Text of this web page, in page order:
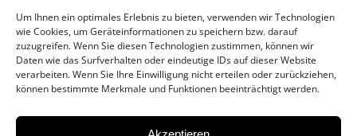
Um Ihnen ein optimales Erlebnis zu bieten, verwenden wir Technologien
wie Cookies, um Geräteinformationen zu speichern bzw. darauf
zuzugreifen. Wenn Sie diesen Technologien zustimmen, können wir
Daten wie das Surfverhalten oder eindeutige IDs auf dieser Website
verarbeiten. Wenn Sie Ihre Einwilligung nicht erteilen oder zurückziehen,
können bestimmte Merkmale und Funktionen beeinträchtigt werden.
Verkauf oder die Vermietung der Immobilie.